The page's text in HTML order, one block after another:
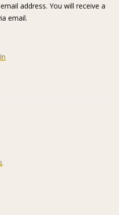
address. You will receive a
email.